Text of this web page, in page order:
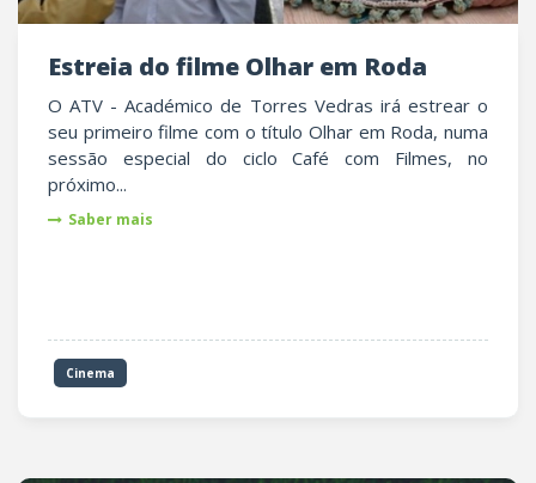
Estreia do filme Olhar em Roda
O ATV - Académico de Torres Vedras irá estrear o
seu primeiro filme com o título Olhar em Roda, numa
sessão especial do ciclo Café com Filmes, no
próximo...
Saber mais
Cinema